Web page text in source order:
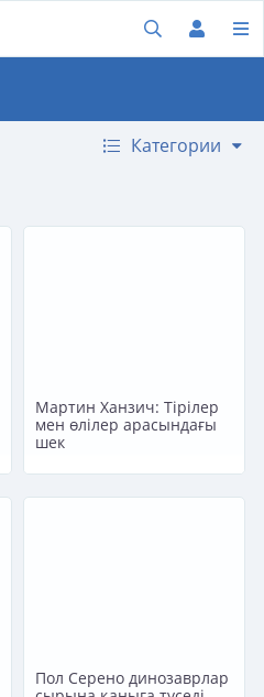
Категории
Мартин Ханзич: Тірілер
мен өлілер арасындағы
шек
Пол Серено динозаврлар